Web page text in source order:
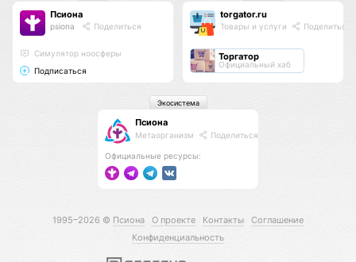
Псиона
psiona Поделиться
Cимулятор ноосферы
Подписаться
torgator.ru
Товары и услуги Поделиться
Торгатор
Официальный хаб
Псиона
Метаорганизм Поделиться
Официальные ресурсы:
Экосистема
1995–2026 © Псиона О проекте Контакты
Соглашение
Конфиденциальность